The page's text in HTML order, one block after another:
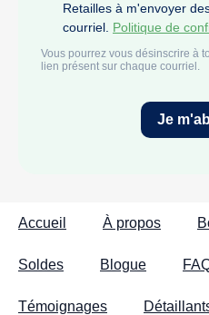
Accueil À propos
Soldes Blogue
Témoignages